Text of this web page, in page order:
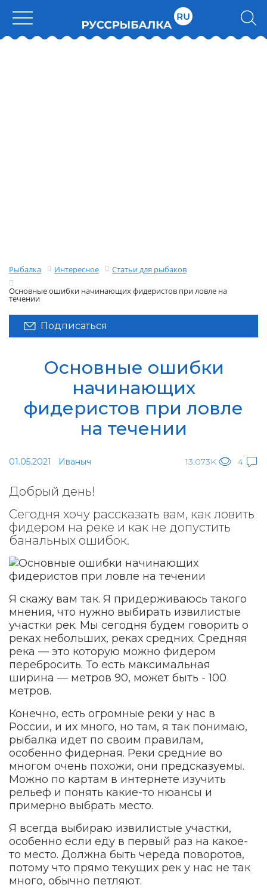
Рыбалка Интересное
Статьи для рыбаков
Основные ошибки начинающих фидеристов при ловле на
течении
Подписаться
Основные ошибки
начинающих
фидеристов при ловле
на течении
01.05.2021 Иваныч 13.073K 4
Добрый день!
Сегодня хочу рассказать вам, как ловить
фидером на реке и как не допустить
банальных ошибок.
Я скажу вам так. Я придерживаюсь такого
мнения, что нужно выбирать извилистые
участки рек. Мы сегодня будем говорить о
реках небольших, реках средних. Средняя
река — это которую можно фидером
перебросить. То есть максимальная
ширина — метров 90, может быть - 100
метров.
Конечно, есть огромные реки у нас в
России, и их много, но там, я так понимаю,
рыбалка идет по своим правилам,
особенно фидерная. Реки средние во
многом очень похожи, они предсказуемы.
Можно по картам в интернете изучить
рельеф и понять какие-то нюансы и
примерно выбрать место.
Я всегда выбираю извилистые участки,
особенно если еду в первый раз на какое-
то место. Должна быть череда поворотов,
потому что прямо текущих рек у нас не так
много, обычно петляют.